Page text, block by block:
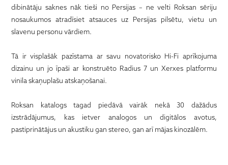
dibinātāju saknes nāk tieši no Persijas – ne velti Roksan sēriju
nosaukumos atradīsiet atsauces uz Persijas pilsētu, vietu un
slavenu personu vārdiem.
Tā ir visplašāk pazīstama ar savu novatorisko Hi-Fi aprīkojuma
dizainu un jo īpaši ar konstruēto Radius 7 un Xerxes platformu
vinila skaņuplašu atskaņošanai.
Roksan katalogs tagad piedāvā vairāk nekā 30 dažādus
izstrādājumus, kas ietver analogos un digitālos avotus,
pastiprinātājus un akustiku gan stereo, gan arī mājas kinozālēm.